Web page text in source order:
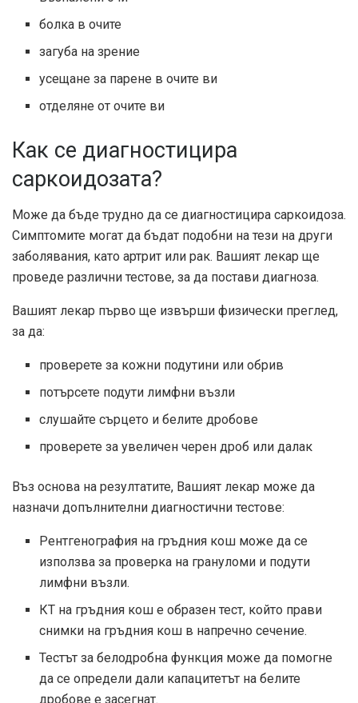
болка в очите
загуба на зрение
усещане за парене в очите ви
отделяне от очите ви
Как се диагностицира
саркоидозата?
Може да бъде трудно да се диагностицира саркоидоза.
Симптомите могат да бъдат подобни на тези на други
заболявания, като артрит или рак. Вашият лекар ще
проведе различни тестове, за да постави диагноза.
Вашият лекар първо ще извърши физически преглед,
за да:
проверете за кожни подутини или обрив
потърсете подути лимфни възли
слушайте сърцето и белите дробове
проверете за увеличен черен дроб или далак
Въз основа на резултатите, Вашият лекар може да
назначи допълнителни диагностични тестове:
Рентгенография на гръдния кош може да се
използва за проверка на грануломи и подути
лимфни възли.
КТ на гръдния кош е образен тест, който прави
снимки на гръдния кош в напречно сечение.
Тестът за белодробна функция може да помогне
да се определи дали капацитетът на белите
дробове е засегнат.